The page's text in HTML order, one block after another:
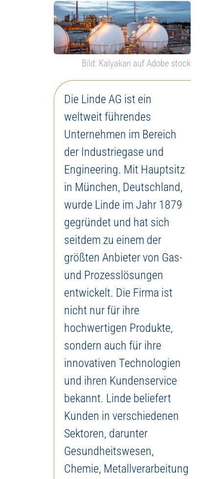
Bild: Kalyakan auf Adobe stock
Die Linde AG ist ein
weltweit führendes
Unternehmen im Bereich
der Industriegase und
Engineering. Mit Hauptsitz
in München, Deutschland,
wurde Linde im Jahr 1879
gegründet und hat sich
seitdem zu einem der
größten Anbieter von Gas-
und Prozesslösungen
entwickelt. Die Firma ist
nicht nur für ihre
hochwertigen Produkte,
sondern auch für ihre
innovativen Technologien
und ihren Kundenservice
bekannt. Linde beliefert
Kunden in verschiedenen
Sektoren, darunter
Gesundheitswesen,
Chemie, Metallverarbeitung